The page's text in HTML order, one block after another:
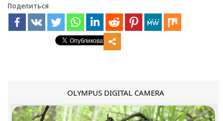
Поделиться
OLYMPUS DIGITAL CAMERA